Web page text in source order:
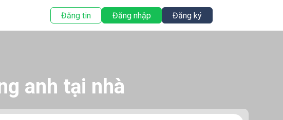
Đăng tin Đăng nhập Đăng ký
anh tại nhà